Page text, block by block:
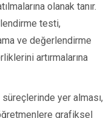
olanak tanır.
testi,
ve değerlendirme
artırmalarına
yer alması,
grafiksel